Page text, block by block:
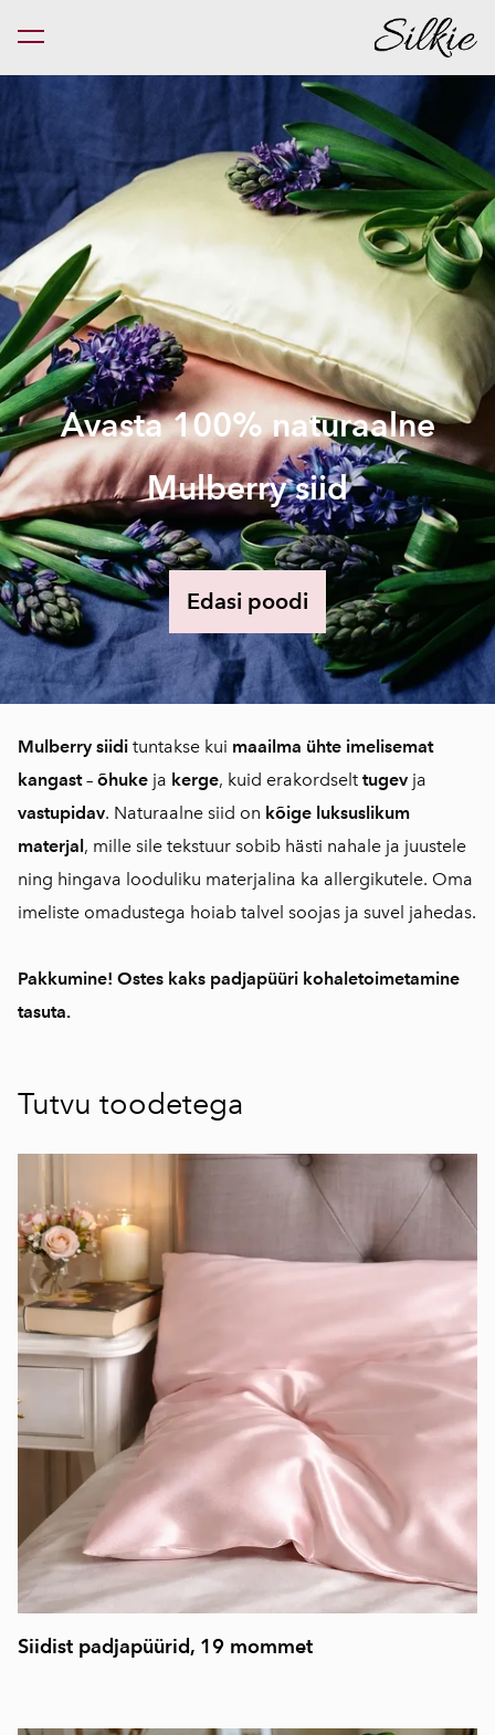
lisati ostukorvi.
Avasta 100% naturaalne
Mulberry siid
Edasi poodi
Mulberry siidi tuntakse kui maailma ühte imelisemat
kangast– õhuke ja kerge, kuid erakordselt tugev ja
vastupidav. Naturaalne siid on kõige luksuslikum
materjal, mille sile tekstuur sobib hästi nahale ja juustele
ning hingava looduliku materjalina ka allergikutele. Oma
imeliste omadustega hoiab talvel soojas ja suvel jahedas.
Pakkumine! Ostes kaks padjapüüri kohaletoimetamine
tasuta.
Tutvu toodetega
Siidist padjapüürid, 19 mommet